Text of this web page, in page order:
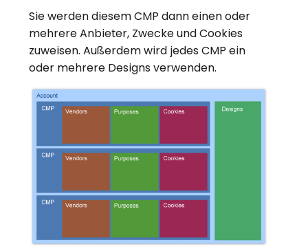
Sie werden diesem CMP dann einen oder
mehrere Anbieter, Zwecke und Cookies
zuweisen. Außerdem wird jedes CMP ein
oder mehrere Designs verwenden.